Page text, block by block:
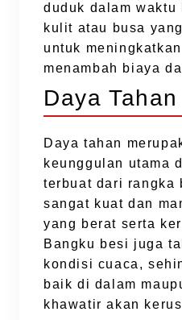
duduk dalam waktu
kulit atau busa
untuk
menambah biaya
Daya Tahan
Daya tahan
keunggulan utama
terbuat dari rangka
sangat kuat dan
yang berat serta
Bangku besi juga
kondisi cuaca,
baik di dalam
khawatir akan